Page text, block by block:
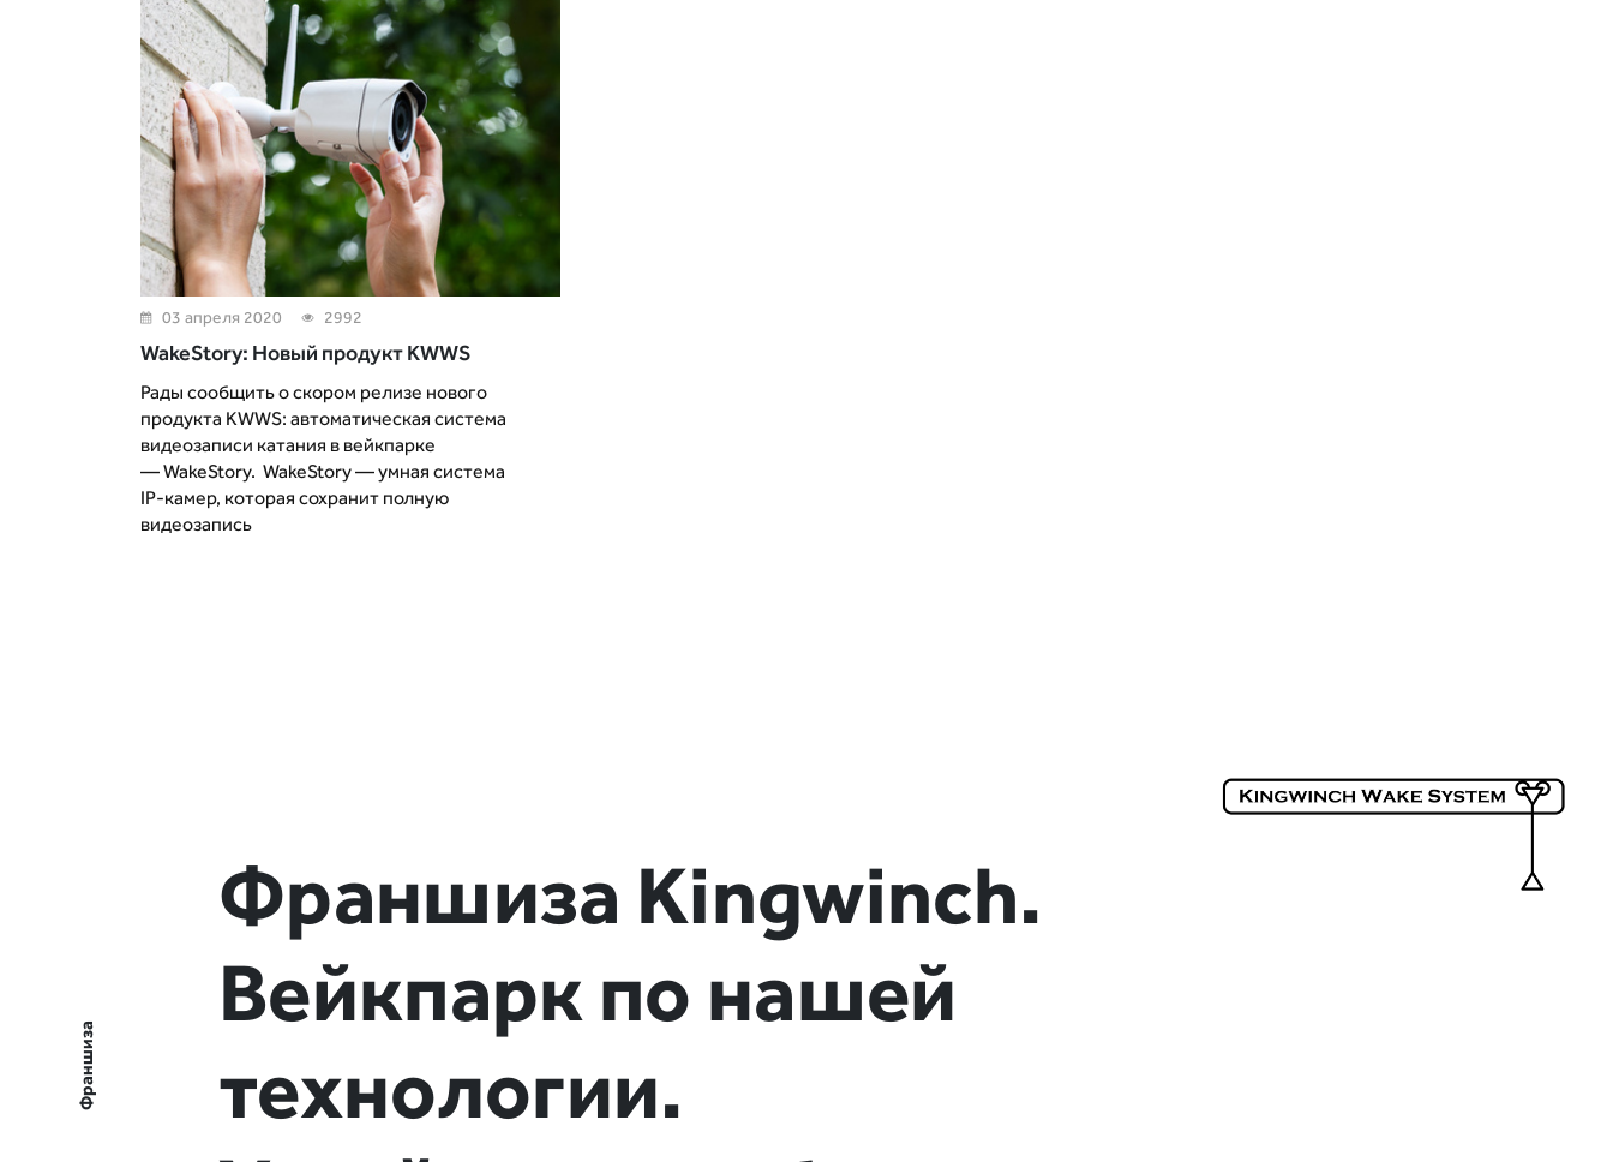
03 апреля 2020 2992
WakeStory: Новый продукт KWWS
Рады сообщить о скором релизе нового
продукта KWWS: автоматическая система
видеозаписи катания в вейкпарке
— WakeStory. WakeStory — умная система
IP-камер, которая сохранит полную
видеозапись
Франшиза
Франшиза Kingwinch.
Вейкпарк по нашей
технологии.